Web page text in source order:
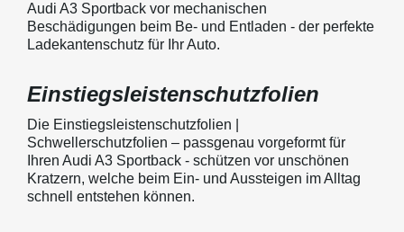
Audi A3 Sportback vor mechanischen
Beschädigungen beim Be- und Entladen - der perfekte
Ladekantenschutz für Ihr Auto.
Einstiegsleistenschutzfolien
Die Einstiegsleistenschutzfolien |
Schwellerschutzfolien – passgenau vorgeformt für
Ihren Audi A3 Sportback - schützen vor unschönen
Kratzern, welche beim Ein- und Aussteigen im Alltag
schnell entstehen können.